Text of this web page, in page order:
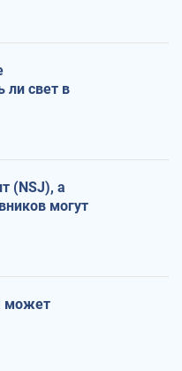
ли свет в
(NSJ), а
могут
может